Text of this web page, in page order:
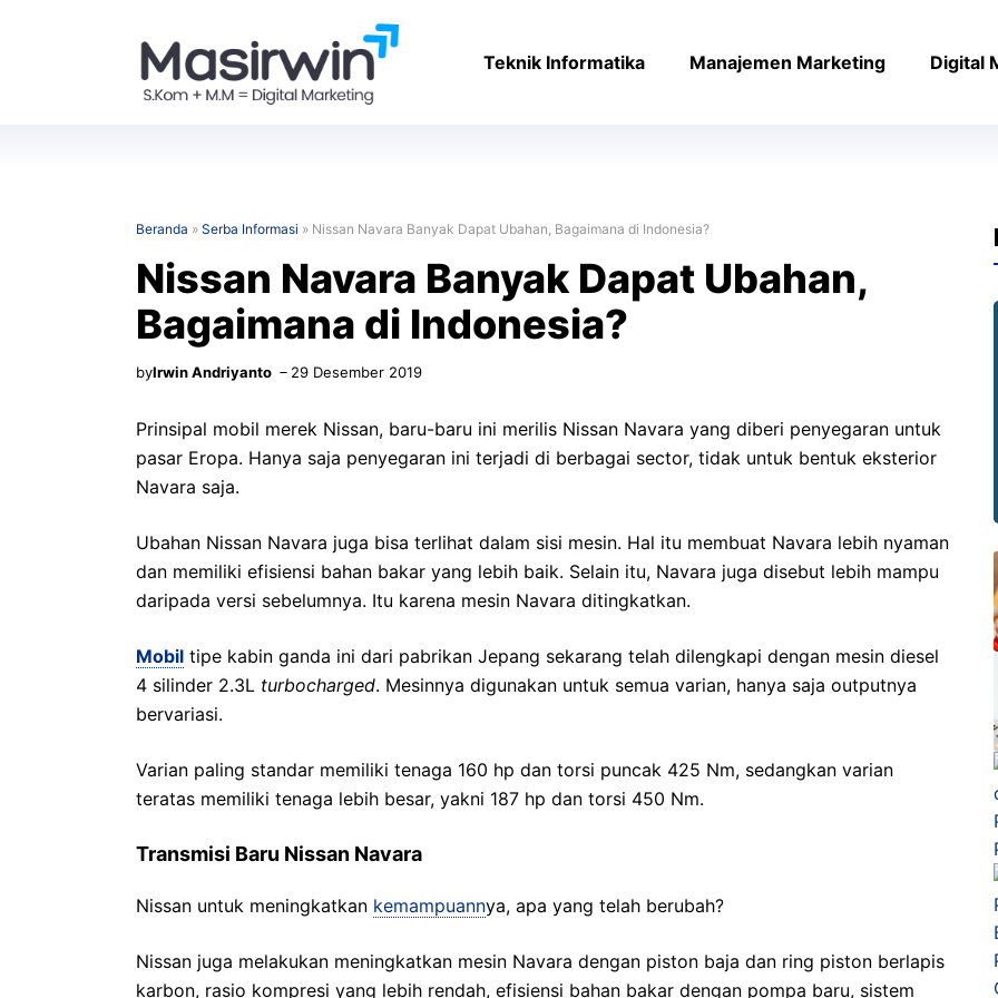
Teknik Informatika Manajemen Marketing Digital
Beranda » Serba Informasi » Nissan Navara Banyak Dapat Ubahan, Bagaimana di Indonesia?
Nissan Navara Banyak Dapat Ubahan,
Bagaimana di Indonesia?
byIrwin Andriyanto 29 Desember 2019
Prinsipal mobil merek Nissan, baru-baru ini merilis Nissan Navara yang diberi penyegaran untuk
pasar Eropa. Hanya saja penyegaran ini terjadi di berbagai sector, tidak untuk bentuk eksterior
Navara saja.
Ubahan Nissan Navara juga bisa terlihat dalam sisi mesin. Hal itu membuat Navara lebih nyaman
dan memiliki efisiensi bahan bakar yang lebih baik. Selain itu, Navara juga disebut lebih mampu
daripada versi sebelumnya. Itu karena mesin Navara ditingkatkan.
Mobil tipe kabin ganda ini dari pabrikan Jepang sekarang telah dilengkapi dengan mesin diesel
4 silinder 2.3L turbocharged. Mesinnya digunakan untuk semua varian, hanya saja outputnya
bervariasi.
Varian paling standar memiliki tenaga 160 hp dan torsi puncak 425 Nm, sedangkan varian
teratas memiliki tenaga lebih besar, yakni 187 hp dan torsi 450 Nm.
Transmisi Baru Nissan Navara
Nissan untuk meningkatkan kemampuannya, apa yang telah berubah?
Nissan juga melakukan meningkatkan mesin Navara dengan piston baja dan ring piston berlapis
karbon, rasio kompresi yang lebih rendah, efisiensi bahan bakar dengan pompa baru, sistem